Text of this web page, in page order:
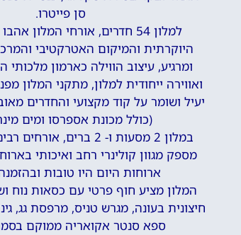
סן פייטרו.
למלון 54 חדרים, אורחי המלון
היוקרתית והמיקום האטרקטיבי
ומרגיע, עיצוב הווילה כארמון
ואווירה ייחודית למלון, מתקני המלון
יעיל ושומר על קוד מקצועי והחדרים
(כולל מכונת אספרסו ומים
במלון 2 מסעות ו- 2 ברים,
מספק מגוון קולינרי רחב ואיכותי
ארוחות היום היו טובות
המלון מציע חוף פרטי עם כסאות נוח
חיצונית בעונה, מגרש טניס, מרפסת גג,
ספא סנטר אקואריה ממוקם